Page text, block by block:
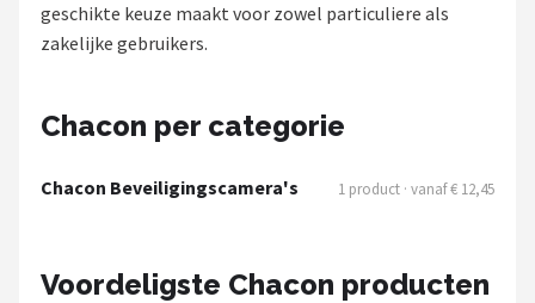
Reolink
Hikvision
TP-Link
geschikte keuze maakt voor zowel particuliere als
zakelijke gebruikers.
Chacon per categorie
Chacon Beveiligingscamera's 1 product · vanaf € 12,45
Voordeligste Chacon producten